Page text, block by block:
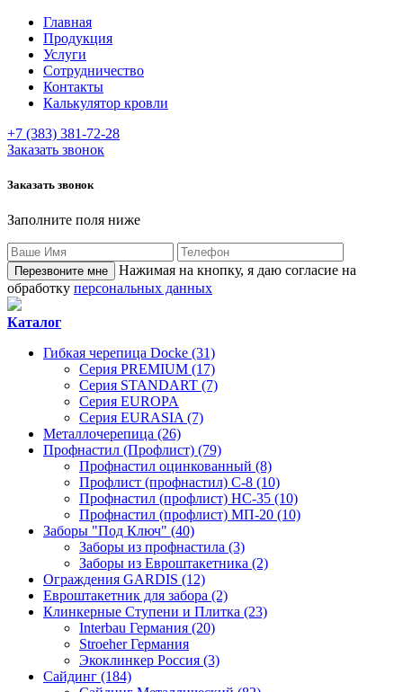
Главная
Продукция
Услуги
Сотрудничество
Контакты
Калькулятор кровли
+7 (383) 381-72-28
Заказать звонок
Заказать звонок
Заполните поля ниже
Нажимая на кнопку, я даю согласие на
обработку персональных данных
Каталог
Гибкая черепица Docke (31)
Серия PREMIUM (17)
Серия STANDART (7)
Серия EUROPA
Серия EURASIA (7)
Металлочерепица (26)
Профнастил (Профлист) (79)
Профнастил оцинкованный (8)
Профлист (профнастил) С-8 (10)
Профнастил (профлист) НС-35 (10)
Профнастил (профлист) МП-20 (10)
Заборы "Под Ключ" (40)
Заборы из профнастила (3)
Заборы из Евроштакетника (2)
Ограждения GARDIS (12)
Евроштакетник для забора (2)
Клинкерные Ступени и Плитка (23)
Interbau Германия (20)
Stroeher Германия
Экоклинкер Россия (3)
Сайдинг (184)